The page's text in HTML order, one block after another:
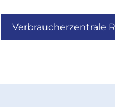
Verbraucherzentrale